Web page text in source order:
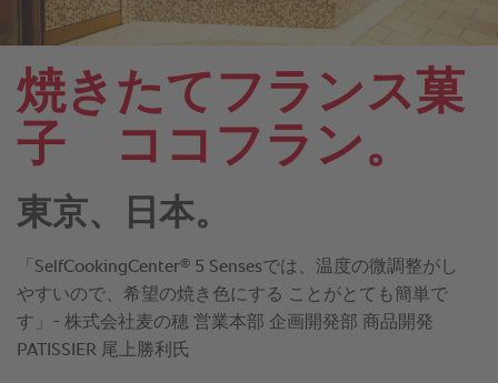
焼きたてフランス菓
子 ココフラン。
東京、日本。
「SelfCookingCenter® 5 Sensesでは、温度の微調整がし
やすいので、希望の焼き色にする ことがとても簡単で
す」- 株式会社麦の穂 営業本部 企画開発部 商品開発
PATISSIER 尾上勝利氏